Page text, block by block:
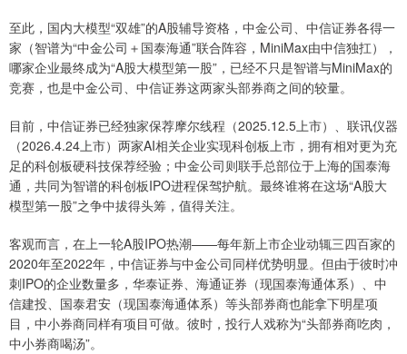
至此，国内大模型“双雄”的A股辅导资格，中金公司、中信证券各得一
家（智谱为“中金公司＋国泰海通”联合阵容，MiniMax由中信独扛），
哪家企业最终成为“A股大模型第一股”，已经不只是智谱与MiniMax的
竞赛，也是中金公司、中信证券这两家头部券商之间的较量。
目前，中信证券已经独家保荐摩尔线程（2025.12.5上市）、联讯仪器
（2026.4.24上市）两家AI相关企业实现科创板上市，拥有相对更为充
足的科创板硬科技保荐经验；中金公司则联手总部位于上海的国泰海
通，共同为智谱的科创板IPO进程保驾护航。最终谁将在这场“A股大
模型第一股”之争中拔得头筹，值得关注。
客观而言，在上一轮A股IPO热潮——每年新上市企业动辄三四百家的
2020年至2022年，中信证券与中金公司同样优势明显。但由于彼时冲
刺IPO的企业数量多，华泰证券、海通证券（现国泰海通体系）、中
信建投、国泰君安（现国泰海通体系）等头部券商也能拿下明星项
目，中小券商同样有项目可做。彼时，投行人戏称为“头部券商吃肉，
中小券商喝汤”。